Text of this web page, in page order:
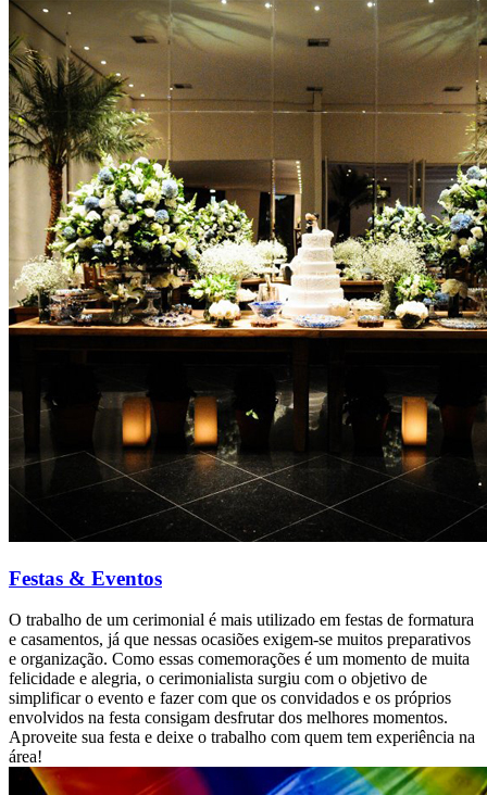
Festas & Eventos
O trabalho de um cerimonial é mais utilizado em festas de formatura
e casamentos, já que nessas ocasiões exigem-se muitos preparativos
e organização. Como essas comemorações é um momento de muita
felicidade e alegria, o cerimonialista surgiu com o objetivo de
simplificar o evento e fazer com que os convidados e os próprios
envolvidos na festa consigam desfrutar dos melhores momentos.
Aproveite sua festa e deixe o trabalho com quem tem experiência na
área!